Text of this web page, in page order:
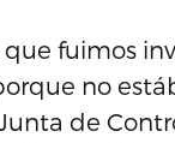
que fuimos
no
de